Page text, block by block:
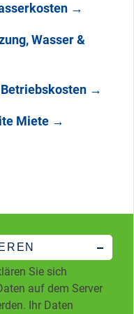
→
Wasser &
→
Miete →
Sie sich
auf dem Server
Ihr Daten